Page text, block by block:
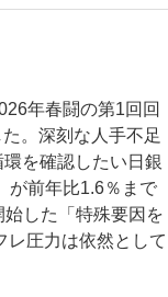
年春闘の第1回回
。深刻な人手不足
を確認したい日銀
が前年比1.6％まで
した「特殊要因を
レ圧力は依然として